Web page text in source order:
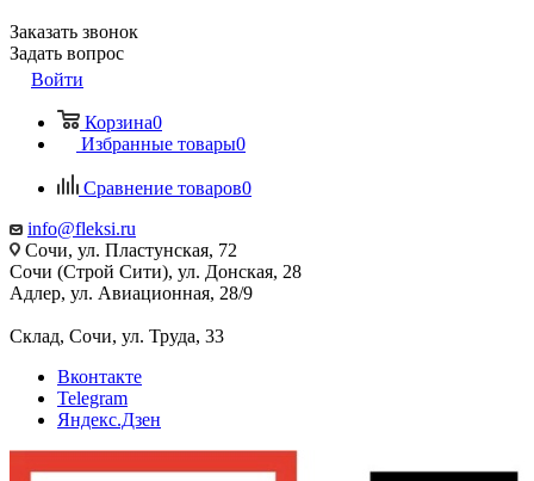
Заказать звонок
Задать вопрос
Войти
Корзина0
Избранные товары0
Сравнение товаров0
info@fleksi.ru
Сочи, ул. Пластунская, 72
Сочи (Строй Сити), ул. Донская, 28
Адлер, ул. Авиационная, 28/9
Склад, Сочи, ул. Труда, 33
Вконтакте
Telegram
Яндекс.Дзен